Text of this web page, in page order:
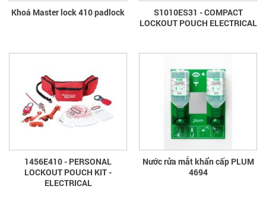
Khoá Master lock 410 padlock
S1010ES31 - COMPACT
LOCKOUT POUCH ELECTRICAL
1456E410 - PERSONAL
LOCKOUT POUCH KIT -
ELECTRICAL
Nước rửa mắt khẩn cấp PLUM
4694